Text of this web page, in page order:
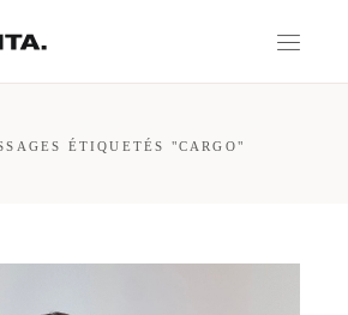
ÉTIQUETÉS "CARGO"